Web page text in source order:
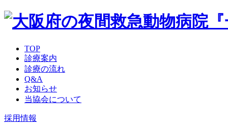
TOP
診療案内
診療の流れ
Q&A
お知らせ
当協会について
採用情報